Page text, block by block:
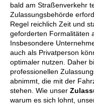
bald am Straßenverkehr
Zulassungsbehörde
Regel reichlich Zeit und
geforderten Formalitäten
Insbesondere
auch als Privatperson
optimaler nutzen. Daher
professionellen
abnimmt, die mit der
stehen. Wie unser
warum es sich lohnt,